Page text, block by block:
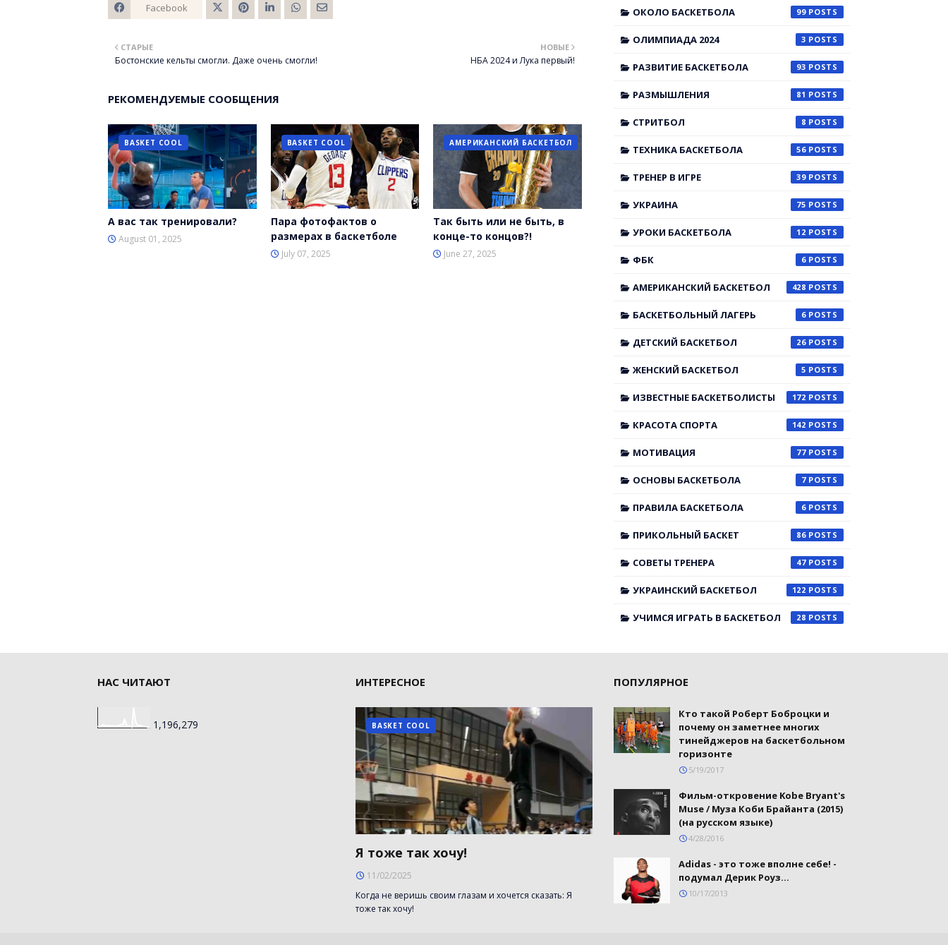
Facebook
НОВЫЕ
НБА 2024 и Лука первый!
СТАРЫЕ
Бостонские кельты смогли. Даже очень смогли!
РЕКОМЕНДУЕМЫЕ СООБЩЕНИЯ
BASKET COOL
А вас так тренировали?
August 01, 2025
BASKET COOL
Пара фотофактов о
размерах в баскетболе
July 07, 2025
АМЕРИКАНСКИЙ БАСКЕТБОЛ
Так быть или не быть, в
конце-то концов?!
June 27, 2025
ОКОЛО БАСКЕТБОЛА 99
ОЛИМПИАДА 2024 3
РАЗВИТИЕ БАСКЕТБОЛА 93
РАЗМЫШЛЕНИЯ 81
СТРИТБОЛ 8
ТЕХНИКА БАСКЕТБОЛА 56
ТРЕНЕР В ИГРЕ 39
УКРАИНА 75
УРОКИ БАСКЕТБОЛА 12
ФБК 6
АМЕРИКАНСКИЙ БАСКЕТБОЛ 428
БАСКЕТБОЛЬНЫЙ ЛАГЕРЬ 6
ДЕТСКИЙ БАСКЕТБОЛ 26
ЖЕНСКИЙ БАСКЕТБОЛ 5
ИЗВЕСТНЫЕ БАСКЕТБОЛИСТЫ 172
КРАСОТА СПОРТА 142
МОТИВАЦИЯ 77
ОСНОВЫ БАСКЕТБОЛА 7
ПРАВИЛА БАСКЕТБОЛА 6
ПРИКОЛЬНЫЙ БАСКЕТ 86
СОВЕТЫ ТРЕНЕРА 47
УКРАИНСКИЙ БАСКЕТБОЛ 122
УЧИМСЯ ИГРАТЬ В БАСКЕТБОЛ 28
НАС ЧИТАЮТ
1,196,279
ИНТЕРЕСНОЕ
BASKET COOL
Я тоже так хочу!
11/02/2025
Когда не веришь своим глазам и хочется сказать: Я
тоже так хочу!
ПОПУЛЯРНОЕ
Кто такой Роберт Боброцки и
почему он заметнее многих
тинейджеров на баскетбольном
горизонте
5/19/2017
Фильм-откровение Kobe Bryant's
Muse / Муза Коби Брайанта (2015)
(на русском языке)
4/28/2016
Adidas - это тоже вполне себе! -
подумал Дерик Роуз...
10/17/2013